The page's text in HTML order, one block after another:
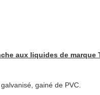
aux liquides de marque
gainé de PVC.